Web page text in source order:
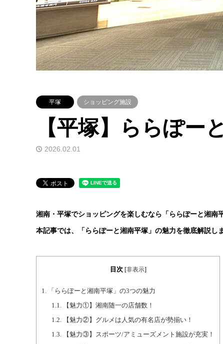
平塚 ショッピング施設
【平塚】ららぽー
2026.02.01
湘南・平塚でショッピングを楽しむなら「ららぽーと湘南
本記事では、「ららぽーと湘南平塚」の魅力を徹底解説し
目次 [非表示]
1.
「ららぽーと湘南平塚」の3つの魅力
1.1.
【魅力①】湘南随一の店舗数！
1.2.
【魅力②】グルメは人気の有名店が勢揃い！
1.3.
【魅力③】スポーツ/アミューズメント施設が充実！